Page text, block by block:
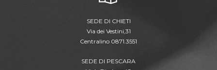
SEDE DI CHIETI
Via dei Vestini,31
Centralino 0871.3551
SEDE DI PESCARA